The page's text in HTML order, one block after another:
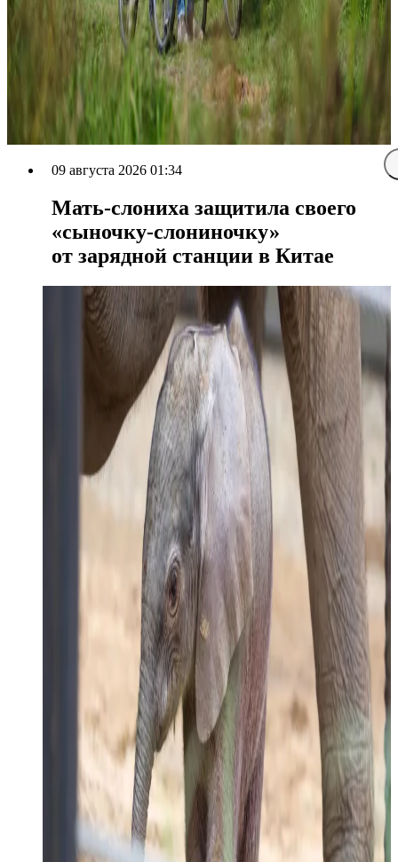
09 августа 2026 01:34
Мать-слониха защитила своего
«сыночку-слониночку»
от зарядной станции в Китае